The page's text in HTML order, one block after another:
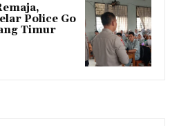
Police Go
Timur